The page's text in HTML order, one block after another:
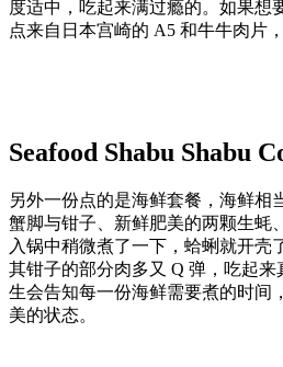
度适中，吃起来满过瘾的。如果想
点来自日本宫崎的 A5 和牛牛肉片
Seafood Shabu Shabu
另外一份点的是海鲜套餐，海鲜相
蟹脚与钳子、新鲜肥美的两颗生蚝
入锅中稍微煮了一下，蛤蜊就开壳
其钳子的部分肉多又 Q 弹，吃起
生会告知每一份海鲜需要煮的时间
美的状态。